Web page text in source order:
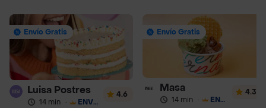
Envío Gratis
Luisa Postres
14 min · ENVÍO GRATIS
4.6
Envío Gratis
Masa
14 min · ENVÍO GRATIS
4.3